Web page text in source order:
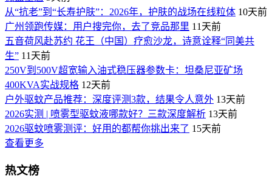
从“抗老”到“长寿护肤”：2026年，护肤的战场在线粒体 10天前
广州领跑传媒：用户搜完你，去了竞品那里 11天前
五音荷风赴苏约 花王（中国）疗愈沙龙，诗意诠释“同美共
生” 11天前
250V到500V超宽输入油式稳压器参数卡：坦桑尼亚矿场
400KVA实战规格 12天前
户外驱蚊产品推荐：深度评测3款，结果令人意外 13天前
2026实测 | 喷雾型驱蚊液哪款好？三款深度解析 13天前
2026驱蚊喷雾测评：好用的都帮你挑出来了 15天前
查看更多
热文榜